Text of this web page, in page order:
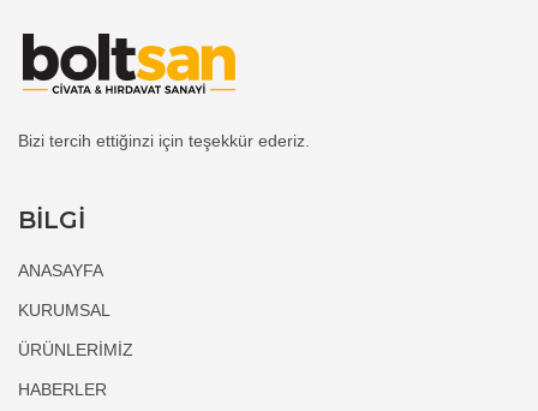
Bizi tercih ettiğinzi için teşekkür ederiz.
BİLGİ
ANASAYFA
KURUMSAL
ÜRÜNLERİMİZ
HABERLER